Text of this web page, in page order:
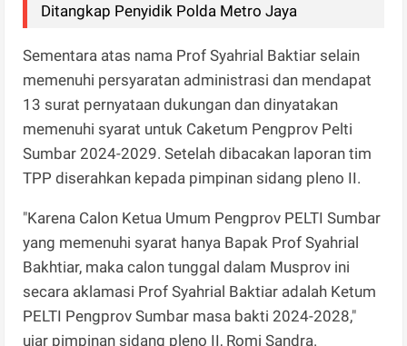
Ditangkap Penyidik Polda Metro Jaya
Sementara atas nama Prof Syahrial Baktiar selain
memenuhi persyaratan administrasi dan mendapat
13 surat pernyataan dukungan dan dinyatakan
memenuhi syarat untuk Caketum Pengprov Pelti
Sumbar 2024-2029. Setelah dibacakan laporan tim
TPP diserahkan kepada pimpinan sidang pleno II.
"Karena Calon Ketua Umum Pengprov PELTI Sumbar
yang memenuhi syarat hanya Bapak Prof Syahrial
Bakhtiar, maka calon tunggal dalam Musprov ini
secara aklamasi Prof Syahrial Baktiar adalah Ketum
PELTI Pengprov Sumbar masa bakti 2024-2028,"
ujar pimpinan sidang pleno II, Romi Sandra.